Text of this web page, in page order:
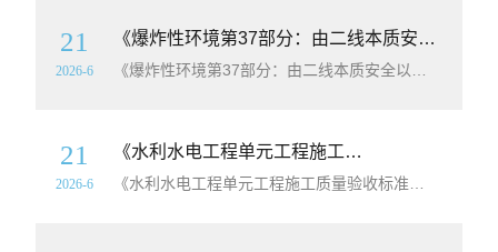
21
2026-6
《爆炸性环境第37部分：由二线本质安全以太网概念（2-WISE）保护的设备》（GB/Z3836.37-2025）【全文附高清
21
2026-6
《水利水电工程单元工程施工质量验收标准第1部分：土石方工程》（SL/T631.1-2025）【全文附高清